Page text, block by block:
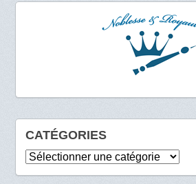
CATÉGORIES
Catégories